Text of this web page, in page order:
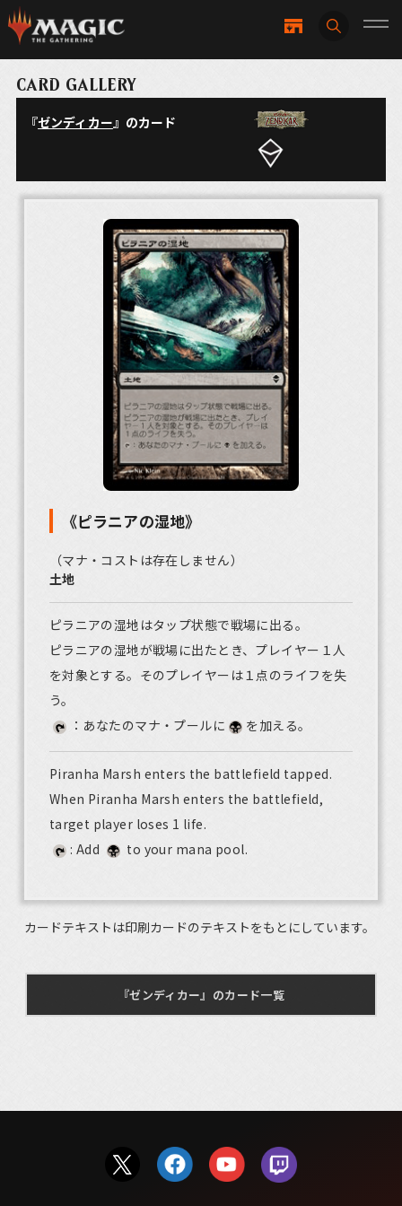
CARD GALLERY
『ゼンディカー』のカード
《ピラニアの湿地》
（マナ・コストは存在しません）
土地
ピラニアの湿地はタップ状態で戦場に出る。
ピラニアの湿地が戦場に出たとき、プレイヤー１人
を対象とする。そのプレイヤーは１点のライフを失
う。
：あなたのマナ・プールに
を加える。
Piranha Marsh enters the battlefield tapped.
When Piranha Marsh enters the battlefield,
target player loses 1 life.
: Add
to your mana pool.
カードテキストは印刷カードのテキストをもとにしています。
『ゼンディカー』のカード一覧